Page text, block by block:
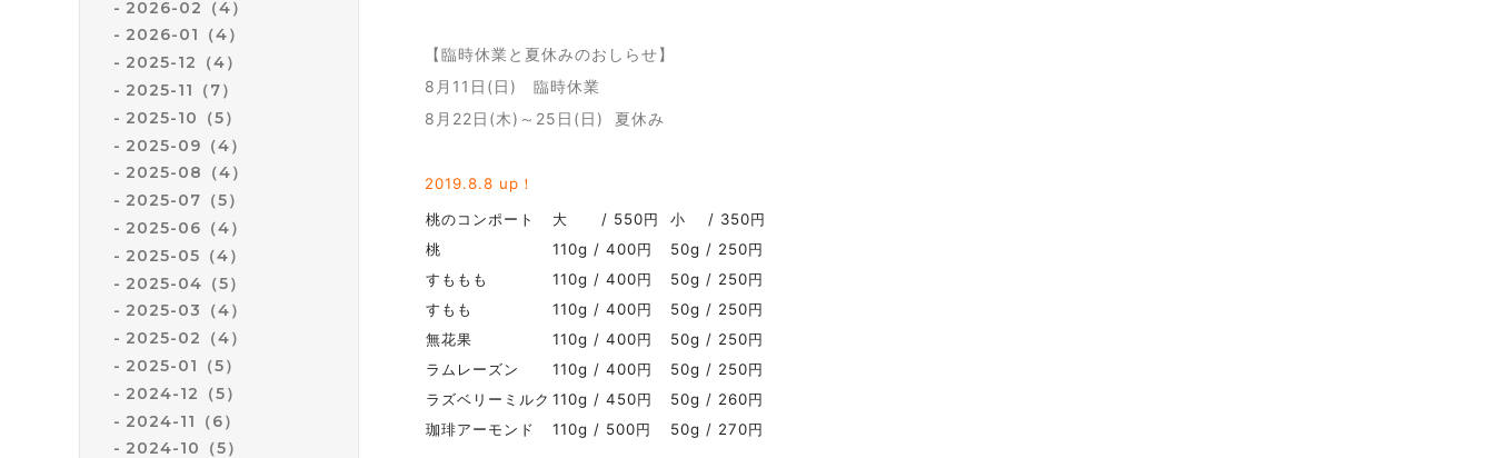
2026-02（4）
2026-01（4）
2025-12（4）
2025-11（7）
2025-10（5）
2025-09（4）
2025-08（4）
2025-07（5）
2025-06（4）
2025-05（4）
2025-04（5）
2025-03（4）
2025-02（4）
2025-01（5）
2024-12（5）
2024-11（6）
2024-10（5）
【臨時休業と夏休みのおしらせ】
8月11日(日) 臨時休業
8月22日(木)～25日(日) 夏休み
2019.8.8 up！
桃のコンポート
大 / 550円
小 / 350円
桃
110g / 400円
50g / 250円
すももも
110g / 400円
50g / 250円
すもも
110g / 400円
50g / 250円
無花果
110g / 400円
50g / 250円
ラムレーズン
110g / 400円
50g / 250円
ラズベリーミルク 110g / 450円
50g / 260円
珈琲アーモンド
110g / 500円 50g / 270円